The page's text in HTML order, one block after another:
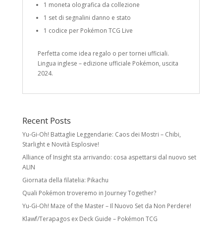
1 moneta olografica da collezione
1 set di segnalini danno e stato
1 codice per Pokémon TCG Live
Perfetta come idea regalo o per tornei ufficiali.
Lingua inglese – edizione ufficiale Pokémon, uscita
2024.
Recent Posts
Yu-Gi-Oh! Battaglie Leggendarie: Caos dei Mostri – Chibi,
Starlight e Novità Esplosive!
Alliance of Insight sta arrivando: cosa aspettarsi dal nuovo set
ALIN
Giornata della filatelia: Pikachu
Quali Pokémon troveremo in Journey Together?
Yu-Gi-Oh! Maze of the Master – Il Nuovo Set da Non Perdere!
Klawf/Terapagos ex Deck Guide – Pokémon TCG